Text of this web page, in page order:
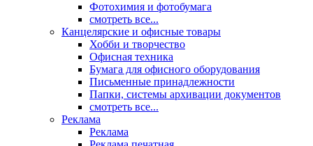
Фотохимия и фотобумага
смотреть все...
Канцелярские и офисные товары
Хобби и творчество
Офисная техника
Бумага для офисного оборудования
Письменные принадлежности
Папки, системы архивации документов
смотреть все...
Реклама
Реклама